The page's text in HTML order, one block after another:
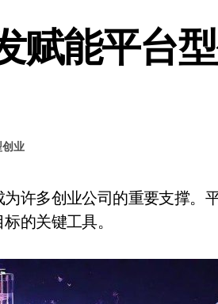
赋能平台
业
的关键工具。